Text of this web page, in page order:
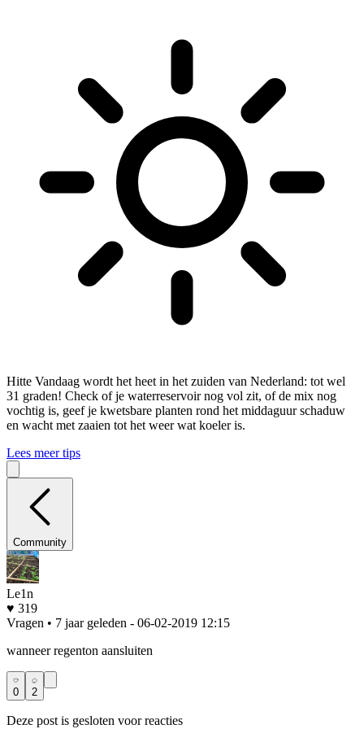
Hitte Vandaag wordt het heet in het zuiden van Nederland: tot wel
31 graden! Check of je waterreservoir nog vol zit, of de mix nog
vochtig is, geef je kwetsbare planten rond het middaguur schaduw
en wacht met zaaien tot het weer wat koeler is.
Lees meer tips
Community
Le1n
♥ 319
Vragen • 7 jaar geleden - 06-02-2019 12:15
wanneer regenton aansluiten
0 2
Deze post is gesloten voor reacties